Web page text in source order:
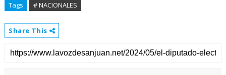
Tags # NACIONALES
Share This